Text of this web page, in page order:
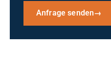
Anfrage senden→